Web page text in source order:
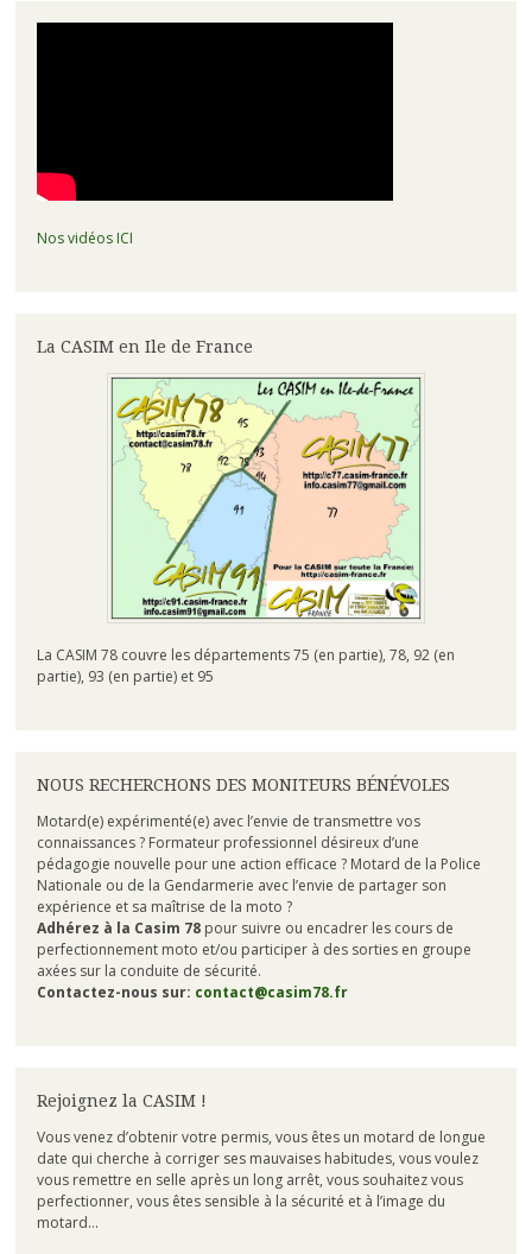
Nos vidéos ICI
La CASIM en Ile de France
La CASIM 78 couvre les départements 75 (en partie), 78, 92 (en
partie), 93 (en partie) et 95
NOUS RECHERCHONS DES MONITEURS BÉNÉVOLES
Motard(e) expérimenté(e) avec l’envie de transmettre vos
connaissances ? Formateur professionnel désireux d’une
pédagogie nouvelle pour une action efficace ? Motard de la Police
Nationale ou de la Gendarmerie avec l’envie de partager son
expérience et sa maîtrise de la moto ?
Adhérez à la Casim 78pour suivre ou encadrer les cours de
perfectionnement moto et/ou participer à des sorties en groupe
axées sur la conduite de sécurité.
Contactez-nous sur: contact@casim78.fr
Rejoignez la CASIM !
Vous venez d’obtenir votre permis, vous êtes un motard de longue
date qui cherche à corriger ses mauvaises habitudes, vous voulez
vous remettre en selle après un long arrêt, vous souhaitez vous
perfectionner, vous êtes sensible à la sécurité et à l’image du
motard…